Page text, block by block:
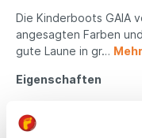
Die Kinderboots GAIA
angesagten Farben
gute Laune in gr… Mehr
Eigenschaften